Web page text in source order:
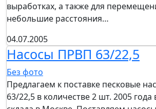
выработках, а также для
небольшие расстояния…
04.07.2005
Насосы ПРВП 63/22,5
Без фото
Предлагаем к поставке песковые
63/22,5 в количестве 2 шт. 2005 года